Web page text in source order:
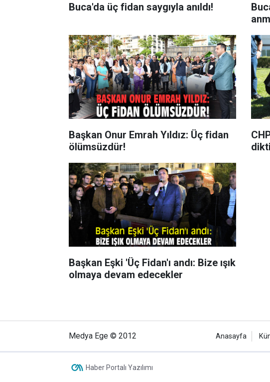
Buca'da üç fidan saygıyla anıldı!
Başkan Onur Emrah Yıldız: Üç fidan
ölümsüzdür!
dikti
Başkan Eşki 'Üç Fidan'ı andı: Bize ışık
olmaya devam edecekler
Medya Ege © 2012 Anasayfa
Haber Portalı Yazılımı